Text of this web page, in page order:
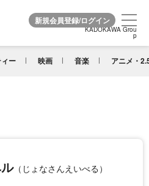
KADOKAWA Grou
p
ー 映画 音楽 アニメ・
KADOKAWA Grou
p
（じょなさんえいべる）